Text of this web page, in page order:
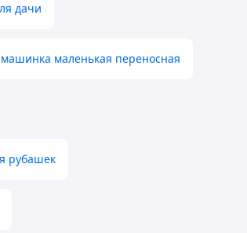
дачи
маленькая переносная
рубашек